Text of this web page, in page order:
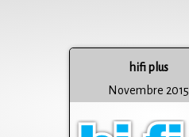
hifi plus
Novembre 2015